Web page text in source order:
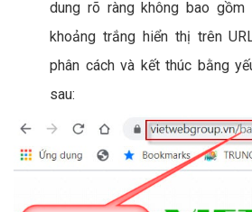
dung rõ ràng không bao gồm
khoảng trắng hiển thị trên
phân cách và kết thúc bằng
sau: